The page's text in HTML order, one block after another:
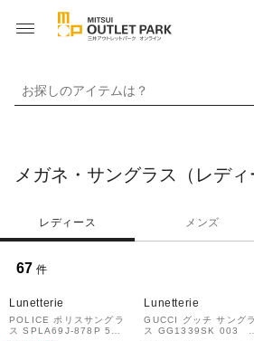
お探しのアイテムは？
メガネ・サングラス（レディ
レディース メンズ
67 件
Lunetterie
POLICE ポリスサングラ
ス SPLA69J-878P 53
Lunetterie
GUCCI グッチ サングラ
ス GG1339SK 003 パ